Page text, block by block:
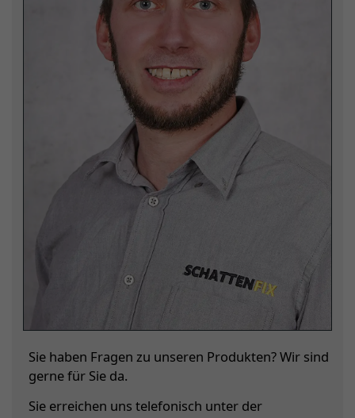
Sie haben Fragen zu unseren Produkten? Wir sind
gerne für Sie da.
Sie erreichen uns telefonisch unter der